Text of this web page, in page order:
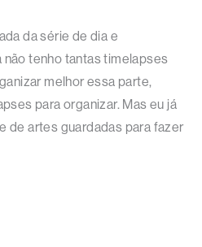
da série de dia e
não tenho tantas timelapses
melhor essa parte,
para organizar. Mas eu já
de artes guardadas para fazer